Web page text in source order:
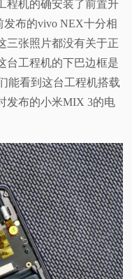
程机的确安装了前置升
布的vivo NEX十分相
三张照片都没有关于正
台工程机的下巴边框是
能看到这台工程机搭载
发布的小米MIX 3的电